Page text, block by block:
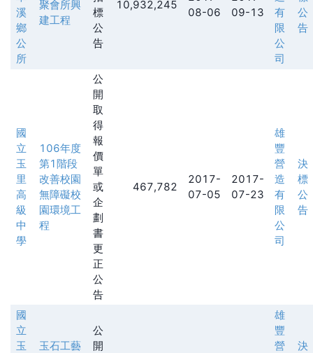
溪
鄉
公
所
聚會所興
建工程
標
公
告
10,932,245
08-06
09-13
有
限
公
司
公
告
國
立
玉
里
高
級
中
學
106年度
第1階段
改善校園
無障礙校
園環境工
程
公
開
取
得
報
價
單
或
企
劃
書
更
正
公
告
467,782
2017-
07-05
2017-
07-23
雄
豐
營
造
有
限
公
司
決
標
公
告
國
立
玉
玉石工藝
公
開
雄
豐
營
決